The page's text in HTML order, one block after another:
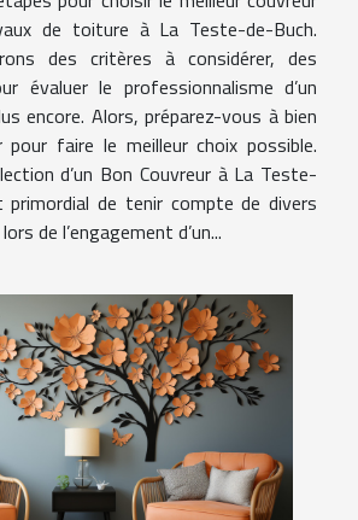
de toiture à La Teste-de-Buch.
des critères à considérer, des
évaluer le professionnalisme d’un
encore. Alors, préparez-vous à bien
faire le meilleur choix possible.
d’un Bon Couvreur à La Teste-
de tenir compte de divers
de l’engagement d’un...